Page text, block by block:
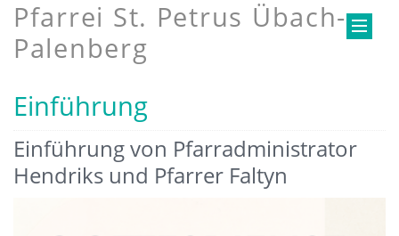
Pfarrei St. Petrus Übach-
Palenberg
Einführung
Einführung von Pfarradministrator
Hendriks und Pfarrer Faltyn